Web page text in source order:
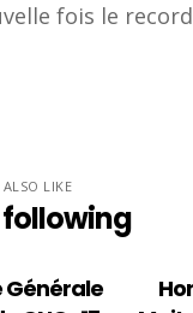
fois le
LIKE
following
Générale